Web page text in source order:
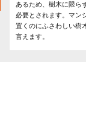
あるため、樹木に限ら
必要とされます。マン
置くのにふさわしい樹
言えます。